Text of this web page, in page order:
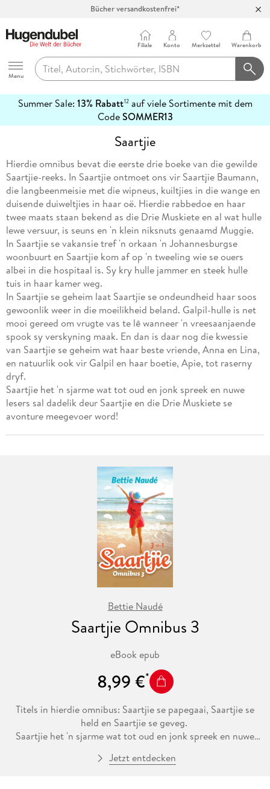
Bücher versandkostenfrei*
Abholung in über 100 Filialen
Hugendubel
Menu
Filiale Konto Merkzettel Warenkorb
Summer Sale: 13% Rabatt12auf viele Sortimente mit dem
CodeSOMMER13
erfahren
Saartjie
Hierdie omnibus bevat die eerste drie boeke van die gewilde
Saartjie-reeks. In Saartjie ontmoet ons vir Saartjie Baumann,
die langbeenmeisie met die wipneus, kuiltjies in die wange en
duisende duiweltjies in haar oë. Hierdie rabbedoe en haar
twee maats staan bekend as die Drie Muskiete en al wat hulle
lewe versuur, is seuns en 'n klein niksnuts genaamd Muggie.
In Saartjie se vakansie tref 'n orkaan 'n Johannesburgse
woonbuurt en Saartjie kom af op 'n tweeling wie se ouers
albei in die hospitaal is. Sy kry hulle jammer en steek hulle
tuis in haar kamer weg.
In Saartjie se geheim laat Saartjie se ondeundheid haar soos
gewoonlik weer in die moeilikheid beland. Galpil-hulle is net
mooi gereed om vrugte vas te lê wanneer 'n vreesaanjaende
spook sy verskyning maak. En dan is daar nog die kwessie
van Saartjie se geheim wat haar beste vriende, Anna en Lina,
en natuurlik ook vir Galpil en haar boetie, Apie, tot raserny
dryf.
Saartjie het 'n sjarme wat tot oud en jonk spreek en nuwe
lesers sal dadelik deur Saartjie en die Drie Muskiete se
avonture meegevoer word!
Bettie Naudé
Saartjie Omnibus 3
eBook epub
8,99 €
Titels in hierdie omnibus: Saartjie se papegaai, Saartjie se
held en Saartjie se geveg.
Saartjie het 'n sjarme wat tot oud en jonk spreek en nuwe
avonture meegevoer word!
Jetzt entdecken